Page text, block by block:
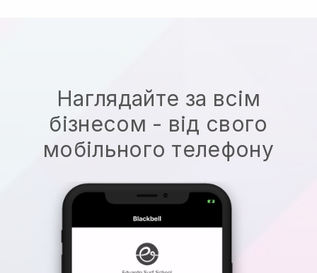
Наглядайте за всім
бізнесом - від свого
мобільного телефону